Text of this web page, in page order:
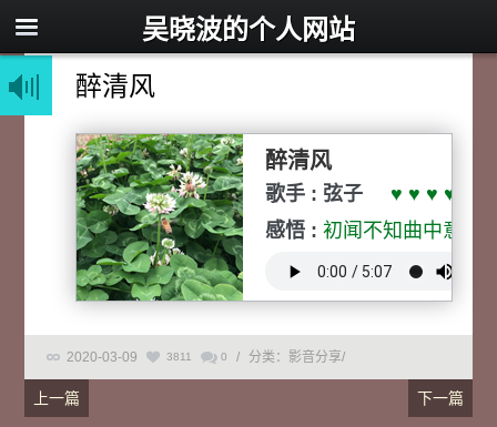
吴晓波的个人网站
醉清风
醉清风
歌手 : 弦子 ♥ ♥ ♥ ♥ ♥
感悟 : 初闻不知曲中意，
2020-03-09 3811 0 / 分类：影音分享/
上一篇 下一篇